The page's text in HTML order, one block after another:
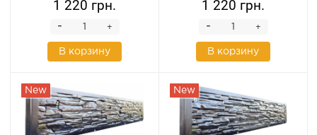
1 220 грн.
+
-
В корзину
1 220 грн.
+
-
В корзину
New New